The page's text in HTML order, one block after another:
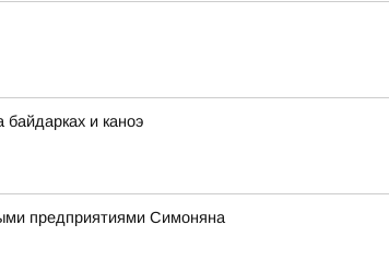
и каноэ
предприятиями Симоняна